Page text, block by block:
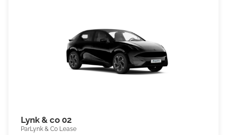
Lynk & co 02
ParLynk & Co Lease